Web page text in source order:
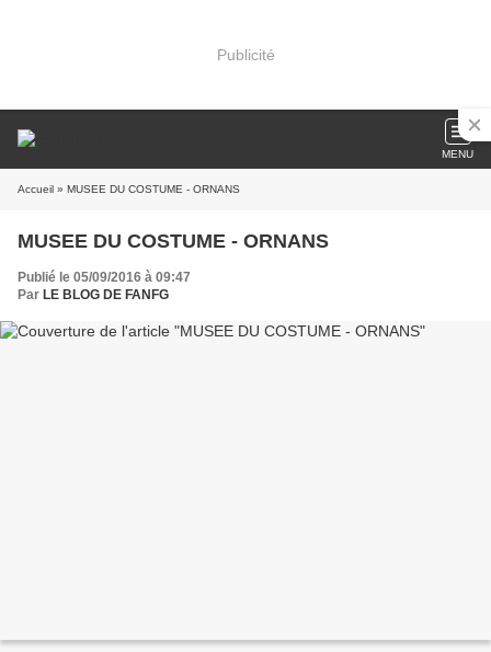
Publicité
MENU
Accueil » MUSEE DU COSTUME - ORNANS
MUSEE DU COSTUME - ORNANS
Publié le 05/09/2016 à 09:47
Par LE BLOG DE FANFG